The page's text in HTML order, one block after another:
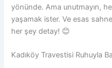
yönünde. Ama unutmayın,
yaşamak ister. Ve esas
her şey detay! 😊
Kadıköy Travestisi Ruhuyla